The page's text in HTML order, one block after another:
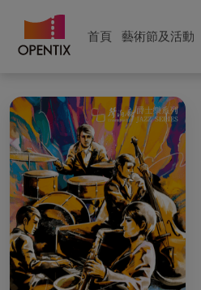
首頁 藝術節及活動